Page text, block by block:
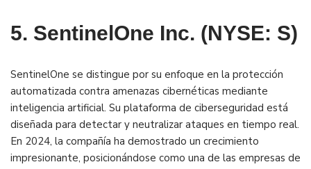
5. SentinelOne Inc. (NYSE: S)
SentinelOne se distingue por su enfoque en la protección
automatizada contra amenazas cibernéticas mediante
inteligencia artificial. Su plataforma de ciberseguridad está
diseñada para detectar y neutralizar ataques en tiempo real.
En 2024, la compañía ha demostrado un crecimiento
impresionante, posicionándose como una de las empresas de